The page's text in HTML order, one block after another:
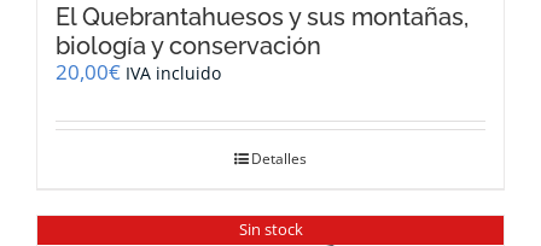
El Quebrantahuesos y sus montañas,
biología y conservación
20,00€ IVA incluido
Detalles
Sin stock